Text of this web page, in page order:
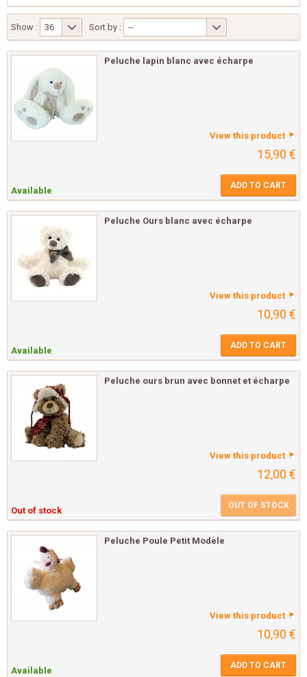
Show : 36 Sort by : --
Peluche lapin blanc avec écharpe
View this product
15,90 €
Available ADD TO CART
Peluche Ours blanc avec écharpe
View this product
10,90 €
Available ADD TO CART
Peluche ours brun avec bonnet et écharpe
View this product
12,00 €
Out of stock OUT OF STOCK
Peluche Poule Petit Modèle
View this product
10,90 €
Available ADD TO CART